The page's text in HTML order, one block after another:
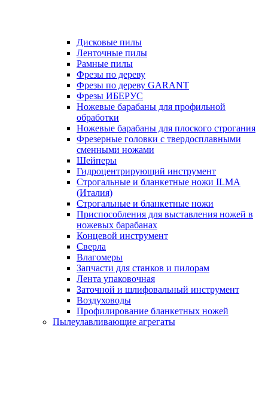
Дисковые пилы
Ленточные пилы
Рамные пилы
Фрезы по дереву
Фрезы по дереву GARANT
Фрезы ИБЕРУС
Ножевые барабаны для профильной
обработки
Ножевые барабаны для плоского строгания
Фрезерные головки с твердосплавными
сменными ножами
Шейперы
Гидроцентрирующий инструмент
Строгальные и бланкетные ножи ILMA
(Италия)
Cтрогальные и бланкетные ножи
Приспособления для выставления ножей в
ножевых барабанах
Концевой инструмент
Сверла
Влагомеры
Запчасти для станков и пилорам
Лента упаковочная
Заточной и шлифовальный инструмент
Воздуховоды
Профилирование бланкетных ножей
Пылеулавливающие агрегаты